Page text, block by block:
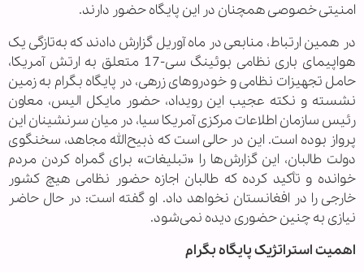
امنیتی خصوصی همچنان در این پایگاه حضور دارند.
در همین ارتباط، منابعی در ماه آوریل گزارش دادند که به‌تازگی یک
هواپیمای باری نظامی بوئینگ سی-17 متعلق به ارتش آمریکا،
حامل تجهیزات نظامی و خودروهای زرهی، در پایگاه بگرام به زمین
نشسته و نکته عجیب این رویداد، حضور مایکل الیس، معاون
رئیس سازمان اطلاعات مرکزی آمریکا سیا، در میان سرنشینان این
پرواز بوده است. این در حالی است که ذبیح‌الله مجاهد، سخنگوی
دولت طالبان، این گزارش‌ها را «تبلیغات» برای گمراه کردن مردم
خوانده و تأکید کرده که طالبان اجازه حضور نظامی هیچ کشور
خارجی را در افغانستان نخواهد داد. او گفته است: در حال حاضر
نیازی به چنین حضوری دیده نمی‌شود.
اهمیت استراتژیک پایگاه بگرام